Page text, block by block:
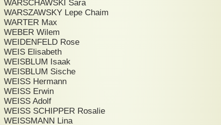
WARSCHAWSKI Sara
WARSZAWSKY Lepe Chaim
WARTER Max
WEBER Wilem
WEIDENFELD Rose
WEIS Elisabeth
WEISBLUM Isaak
WEISBLUM Sische
WEISS Hermann
WEISS Erwin
WEISS Adolf
WEISS SCHIPPER Rosalie
WEISSMANN Lina